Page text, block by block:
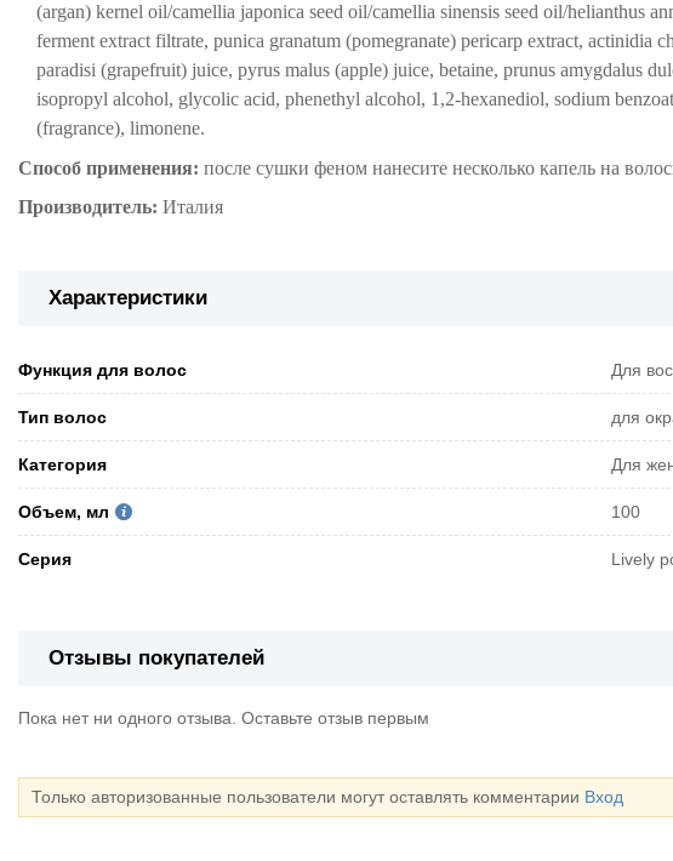
(argan) kernel oil/camellia japonica seed oil/camellia sinensis seed oil/helianthus
ferment extract filtrate, punica granatum (pomegranate) pericarp extract,
paradisi (grapefruit) juice, pyrus malus (apple) juice, betaine, prunus amygdalus
isopropyl alcohol, glycolic acid, phenethyl alcohol, 1,2-hexanediol, sodium
(fragrance), limonene.
Способ применения: после сушки феном нанесите несколько капель на
Производитель: Италия
Характеристики
Функция для волос Для
Тип волос для
Категория Для
Объем, мл 100
Серия Lively
Отзывы покупателей
Пока нет ни одного отзыва. Оставьте отзыв первым
Только авторизованные пользователи могут оставлять комментарии Вход